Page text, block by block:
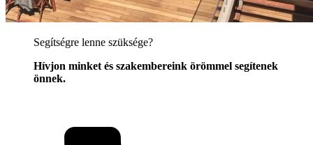
Segítségre lenne szüksége?
Hívjon minket és szakembereink örömmel segítenek
önnek.